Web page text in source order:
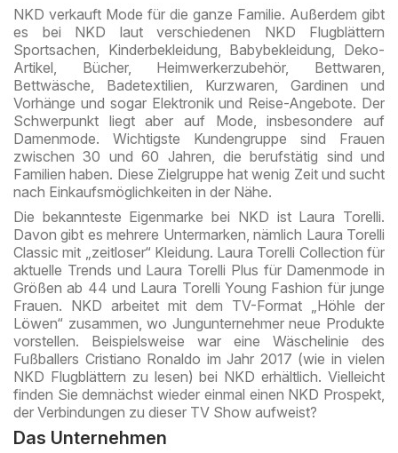
NKD verkauft Mode für die ganze Familie. Außerdem gibt
es bei NKD laut verschiedenen NKD Flugblättern
Sportsachen, Kinderbekleidung, Babybekleidung, Deko-
Artikel, Bücher, Heimwerkerzubehör, Bettwaren,
Bettwäsche, Badetextilien, Kurzwaren, Gardinen und
Vorhänge und sogar Elektronik und Reise-Angebote. Der
Schwerpunkt liegt aber auf Mode, insbesondere auf
Damenmode. Wichtigste Kundengruppe sind Frauen
zwischen 30 und 60 Jahren, die berufstätig sind und
Familien haben. Diese Zielgruppe hat wenig Zeit und sucht
nach Einkaufsmöglichkeiten in der Nähe.
Die bekannteste Eigenmarke bei NKD ist Laura Torelli.
Davon gibt es mehrere Untermarken, nämlich Laura Torelli
Classic mit „zeitloser“ Kleidung. Laura Torelli Collection für
aktuelle Trends und Laura Torelli Plus für Damenmode in
Größen ab 44 und Laura Torelli Young Fashion für junge
Frauen. NKD arbeitet mit dem TV-Format „Höhle der
Löwen“ zusammen, wo Jungunternehmer neue Produkte
vorstellen. Beispielsweise war eine Wäschelinie des
Fußballers Cristiano Ronaldo im Jahr 2017 (wie in vielen
NKD Flugblättern zu lesen) bei NKD erhältlich. Vielleicht
finden Sie demnächst wieder einmal einen NKD Prospekt,
der Verbindungen zu dieser TV Show aufweist?
Das Unternehmen